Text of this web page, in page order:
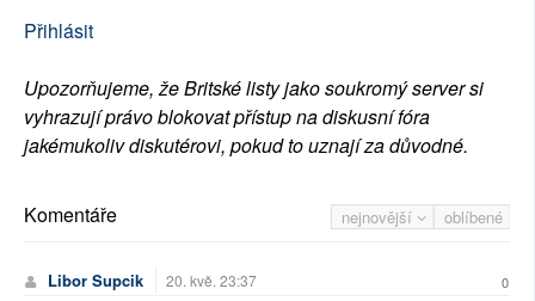
Přihlásit
Upozorňujeme, že Britské listy jako soukromý server si
vyhrazují právo blokovat přístup na diskusní fóra
jakémukoliv diskutérovi, pokud to uznají za důvodné.
nejnovější oblíbené
Komentáře
Libor Supcik 20. kvě. 23:37 0